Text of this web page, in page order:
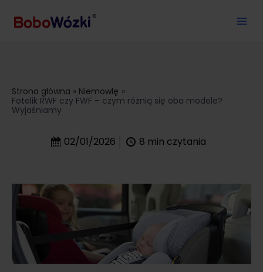
Strona główna
Niemowlę
Fotelik RWF czy FWF – czym różnią się oba modele?
Wyjaśniamy
02/01/2026 8 min czytania